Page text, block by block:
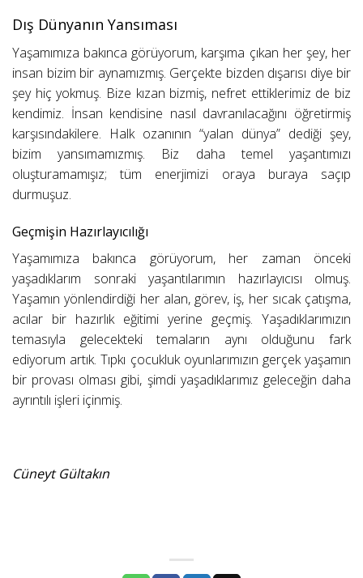
Dış Dünyanın Yansıması
Yaşamımıza bakınca görüyorum, karşıma çıkan her şey, her
insan bizim bir aynamızmış. Gerçekte bizden dışarısı diye bir
şey hiç yokmuş. Bize kızan bizmiş, nefret ettiklerimiz de biz
kendimiz. İnsan kendisine nasıl davranılacağını öğretirmiş
karşısındakilere. Halk ozanının “yalan dünya” dediği şey,
bizim yansımamızmış. Biz daha temel yaşantımızı
oluşturamamışız; tüm enerjimizi oraya buraya saçıp
durmuşuz.
Geçmişin Hazırlayıcılığı
Yaşamımıza bakınca görüyorum, her zaman önceki
yaşadıklarım sonraki yaşantılarımın hazırlayıcısı olmuş.
Yaşamın yönlendirdiği her alan, görev, iş, her sıcak çatışma,
acılar bir hazırlık eğitimi yerine geçmiş. Yaşadıklarımızın
temasıyla gelecekteki temaların aynı olduğunu fark
ediyorum artık. Tıpkı çocukluk oyunlarımızın gerçek yaşamın
bir provası olması gibi, şimdi yaşadıklarımız geleceğin daha
ayrıntılı işleri içinmiş.
Cüneyt Gültakın